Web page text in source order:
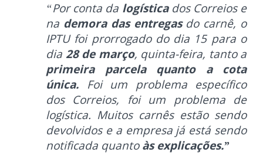
“Por conta da logísticados Correios e
na demora das entregasdo carnê, o
IPTU foi prorrogado do dia 15 para o
dia 28 de março, quinta-feira, tanto a
primeira parcela quanto a cota
única. Foi um problema específico
dos Correios, foi um problema de
logística. Muitos carnês estão sendo
devolvidos e a empresa já está sendo
notificada quantoàs explicações.”